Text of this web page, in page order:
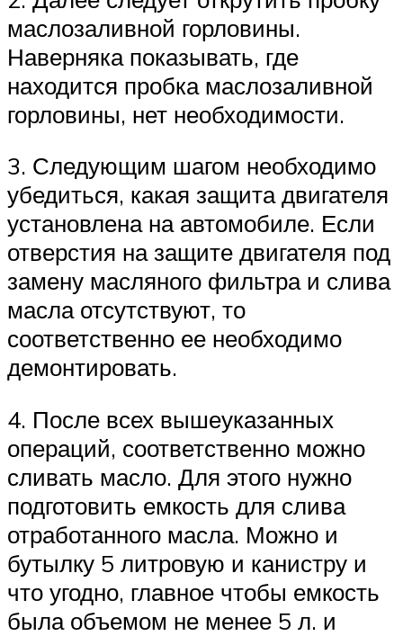
маслозаливной горловины.
Наверняка показывать, где
находится пробка маслозаливной
горловины, нет необходимости.
3. Следующим шагом необходимо
убедиться, какая защита двигателя
установлена на автомобиле. Если
отверстия на защите двигателя под
замену масляного фильтра и слива
масла отсутствуют, то
соответственно ее необходимо
демонтировать.
4. После всех вышеуказанных
операций, соответственно можно
сливать масло. Для этого нужно
подготовить емкость для слива
отработанного масла. Можно и
бутылку 5 литровую и канистру и
что угодно, главное чтобы емкость
была объемом не менее 5 л. и